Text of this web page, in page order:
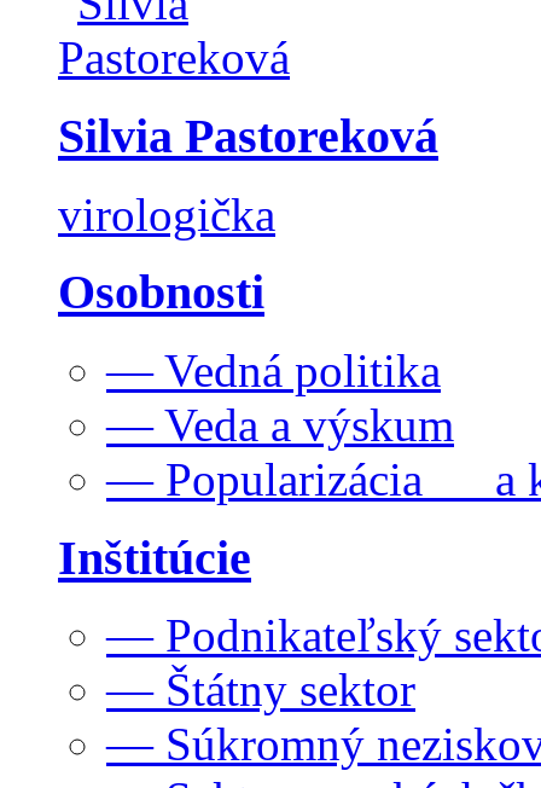
Silvia Pastoreková
virologička
Osobnosti
— Vedná politika
— Veda a výskum
— Popularizácia a
Inštitúcie
— Podnikateľský
— Štátny sektor
— Súkromný